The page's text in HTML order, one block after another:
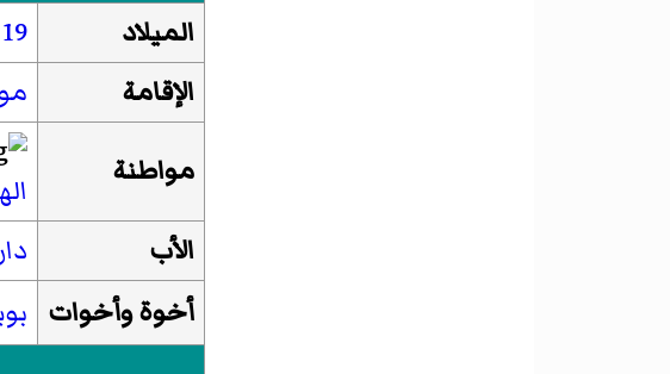
الميلاد
19 أكتوبر
الإقامة
مواطنة
الأب
أخوة وأخوات